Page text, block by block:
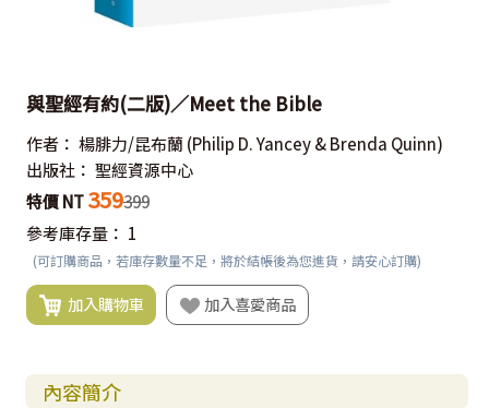
與聖經有約(二版)／Meet the Bible
作者： 楊腓力/昆布蘭 (Philip D. Yancey & Brenda Quinn)
出版社： 聖經資源中心
特價 NT 359399
參考庫存量： 1
(可訂購商品，若庫存數量不足，將於結帳後為您進貨，請安心訂購)
加入購物車 加入喜愛商品
內容簡介